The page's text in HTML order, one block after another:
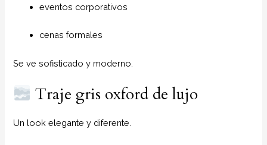
eventos corporativos
cenas formales
Se ve sofisticado y moderno.
Traje gris oxford de lujo
Un look elegante y diferente.